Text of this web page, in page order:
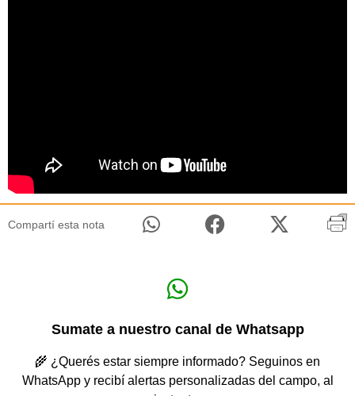
Compartí esta nota
Sumate a nuestro canal de Whatsapp
🌾 ¿Querés estar siempre informado? Seguinos en
WhatsApp y recibí alertas personalizadas del campo, al